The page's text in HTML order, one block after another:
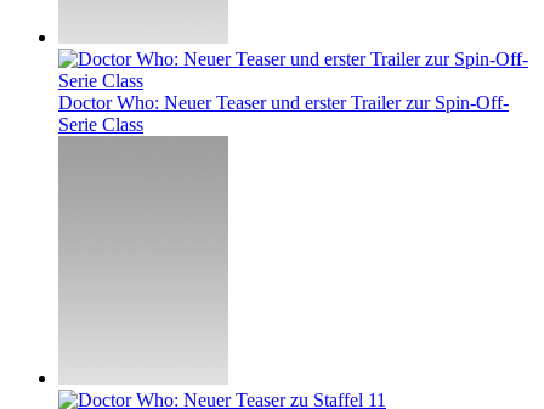
Doctor Who: Neuer Teaser und erster Trailer zur Spin-Off-
Serie Class